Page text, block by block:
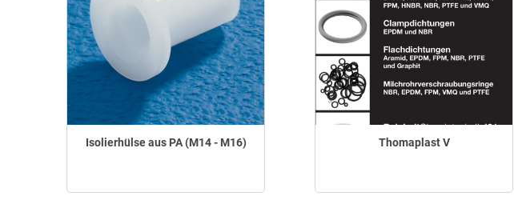
Isolierhülse aus PA (M14 - M16) Thomaplast V